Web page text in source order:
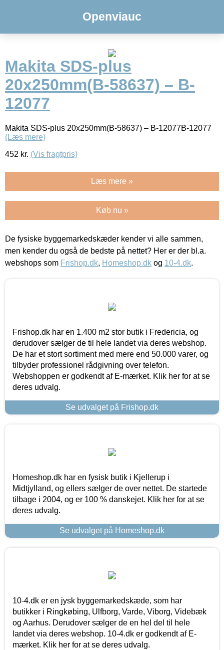
Openviauc
Makita SDS-plus
20x250mm(B-58637) – B-
12077
Makita SDS-plus 20x250mm(B-58637) – B-12077B-12077
(Læs mere)
452 kr. (Vis fragtpris)
Læs mere »
Køb nu »
De fysiske byggemarkedskæder kender vi alle sammen,
men kender du også de bedste på nettet? Her er der bl.a.
webshops som Frishop.dk, Homeshop.dk og 10-4.dk.
Frishop.dk har en 1.400 m2 stor butik i Fredericia, og
derudover sælger de til hele landet via deres webshop.
De har et stort sortiment med mere end 50.000 varer, og
tilbyder professionel rådgivning over telefon.
Webshoppen er godkendt af E-mærket. Klik her for at se
deres udvalg.
Se udvalget på Frishop.dk
Homeshop.dk har en fysisk butik i Kjellerup i
Midtjylland, og ellers sælger de over nettet. De startede
tilbage i 2004, og er 100 % danskejet. Klik her for at se
deres udvalg.
Se udvalget på Homeshop.dk
10-4.dk er en jysk byggemarkedskæde, som har
butikker i Ringkøbing, Ulfborg, Varde, Viborg, Videbæk
og Aarhus. Derudover sælger de en hel del til hele
landet via deres webshop. 10-4.dk er godkendt af E-
mærket. Klik her for at se deres udvalg.